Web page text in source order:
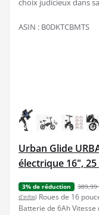
choix judicieux dans
ASIN : B0DKTCBMTS
Urban Glide
électrique 16", 25
3% de réduction 389,99
d’infos) Roues de 16
Batterie de 6Ah